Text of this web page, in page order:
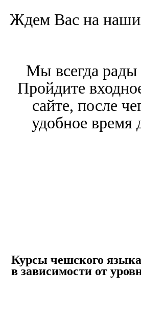
Ждем Вас на
Мы всегда рады
Пройдите
сайте, после
удобное время
Курсы чешского языка
в зависимости от